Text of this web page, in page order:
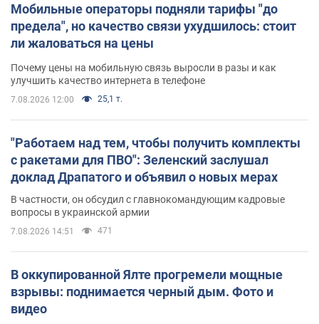
Мобильные операторы подняли тарифы "до
предела", но качество связи ухудшилось: стоит
ли жаловаться на цены
Почему цены на мобильную связь выросли в разы и как
улучшить качество интернета в телефоне
7.08.2026 12:00 25,1 т.
"Работаем над тем, чтобы получить комплекты
с ракетами для ПВО": Зеленский заслушал
доклад Драпатого и объявил о новых мерах
В частности, он обсудил с главнокомандующим кадровые
вопросы в украинской армии
7.08.2026 14:51 471
В оккупированной Ялте прогремели мощные
взрывы: поднимается черный дым. Фото и
видео